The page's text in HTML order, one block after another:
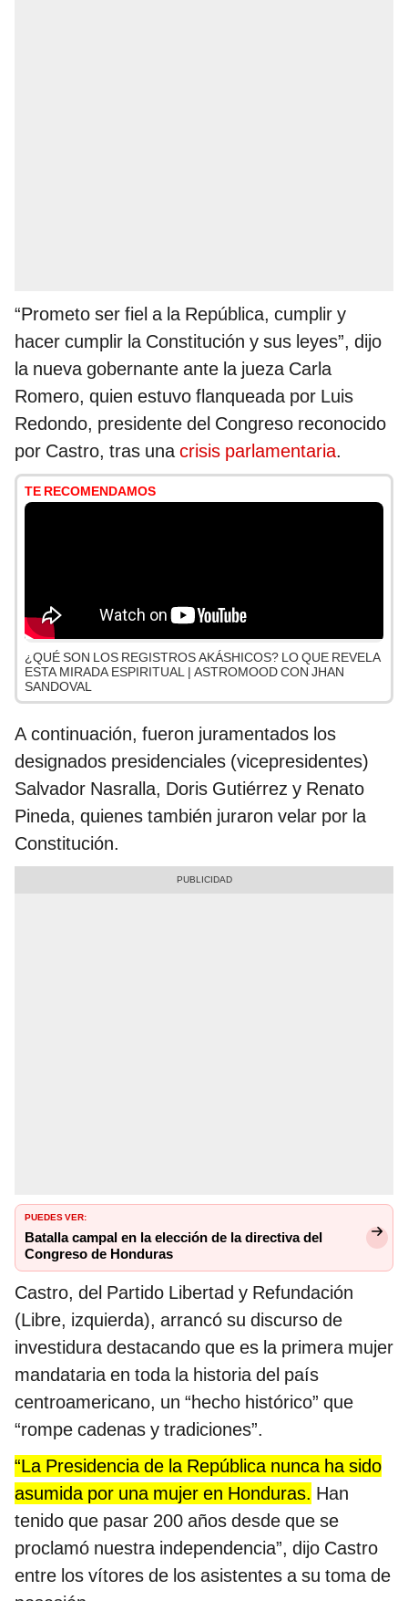
“Prometo ser fiel a la República, cumplir y
hacer cumplir la Constitución y sus leyes”, dijo
la nueva gobernante ante la jueza Carla
Romero, quien estuvo flanqueada por Luis
Redondo, presidente del Congreso reconocido
por Castro, tras unacrisis parlamentaria.
TE RECOMENDAMOS
¿QUÉ SON LOS REGISTROS AKÁSHICOS? LO QUE REVELA
ESTA MIRADA ESPIRITUAL | ASTROMOOD CON JHAN
SANDOVAL
A continuación, fueron juramentados los
designados presidenciales (vicepresidentes)
Salvador Nasralla, Doris Gutiérrez y Renato
Pineda, quienes también juraron velar por la
Constitución.
PUEDES VER:
Batalla campal en la elección de la directiva del
Congreso de Honduras
Castro, del Partido Libertad y Refundación
(Libre, izquierda), arrancó su discurso de
investidura destacando que es la primera mujer
mandataria en toda la historia del país
centroamericano, un “hecho histórico” que
“rompe cadenas y tradiciones”.
“La Presidencia de la República nunca ha sido
asumida por una mujer en Honduras. Han
tenido que pasar 200 años desde que se
proclamó nuestra independencia”, dijo Castro
entre los vítores de los asistentes a su toma de